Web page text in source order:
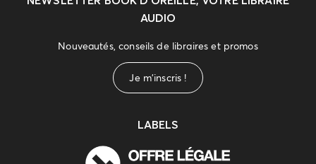
AUDIO
Nouveautés, conseils de libraires et promos
Je m'inscris !
LABELS